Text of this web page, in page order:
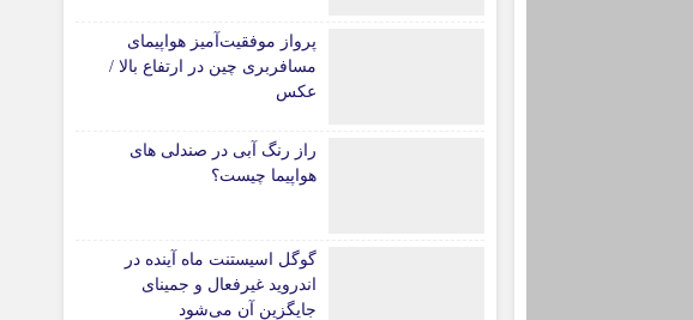
پرواز موفقیت‌آمیز هواپیمای
مسافربری چین در ارتفاع بالا /
عکس
راز رنگ آبی در صندلی های
هواپیما چیست؟
گوگل اسیستنت ماه آینده در
اندروید غیرفعال و جمینای
جایگزین آن می‌شود